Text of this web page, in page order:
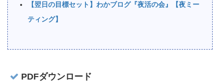
【翌日の目標セット】わかブログ『夜活の会』【夜ミー
ティング】
PDFダウンロード